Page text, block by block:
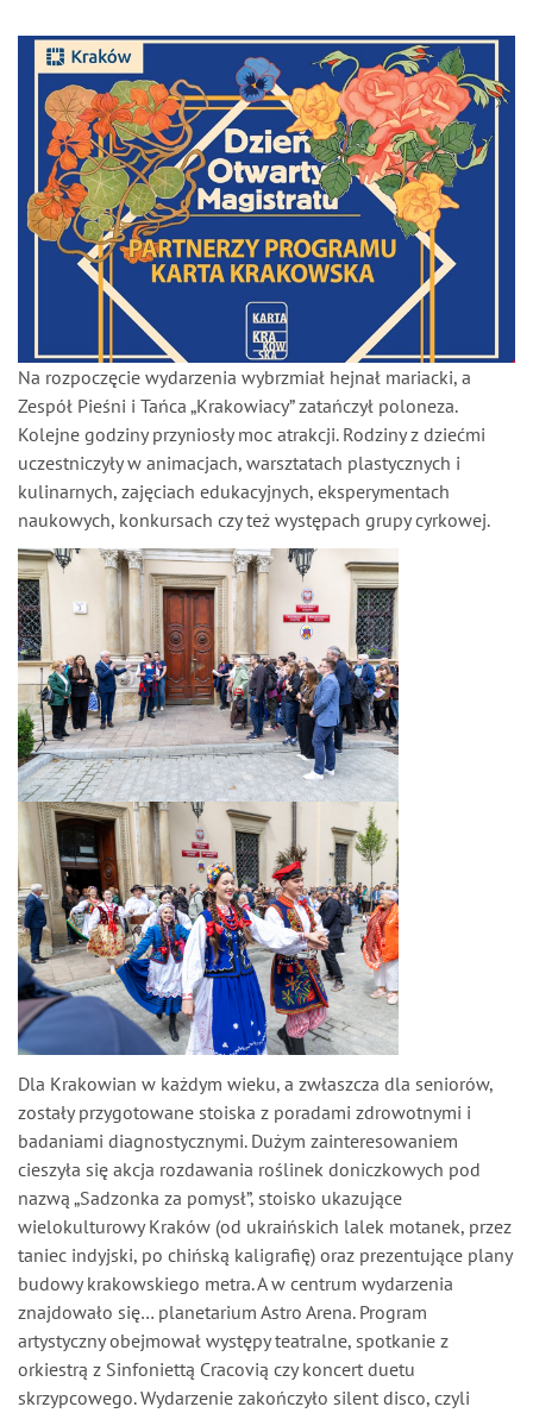
Na rozpoczęcie wydarzenia wybrzmiał hejnał mariacki, a
Zespół Pieśni i Tańca „Krakowiacy” zatańczył poloneza.
Kolejne godziny przyniosły moc atrakcji. Rodziny z dziećmi
uczestniczyły w animacjach, warsztatach plastycznych i
kulinarnych, zajęciach edukacyjnych, eksperymentach
naukowych, konkursach czy też występach grupy cyrkowej.
Dla Krakowian w każdym wieku, a zwłaszcza dla seniorów,
zostały przygotowane stoiska z poradami zdrowotnymi i
badaniami diagnostycznymi. Dużym zainteresowaniem
cieszyła się akcja rozdawania roślinek doniczkowych pod
nazwą „Sadzonka za pomysł”, stoisko ukazujące
wielokulturowy Kraków (od ukraińskich lalek motanek, przez
taniec indyjski, po chińską kaligrafię) oraz prezentujące plany
budowy krakowskiego metra. A w centrum wydarzenia
znajdowało się… planetarium Astro Arena. Program
artystyczny obejmował występy teatralne, spotkanie z
orkiestrą z Sinfoniettą Cracovią czy koncert duetu
skrzypcowego. Wydarzenie zakończyło silent disco, czyli